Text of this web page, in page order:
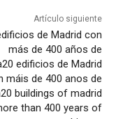
Artículo siguiente
de Madrid con
más de 400 años de
20 edificios de Madrid
máis de 400 anos de
20 buildings of madrid
than 400 years of